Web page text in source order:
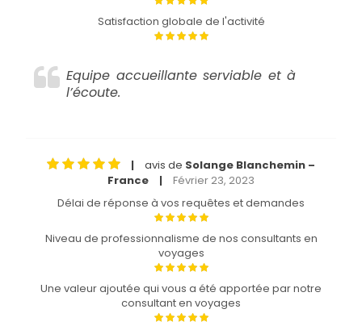
Satisfaction globale de l'activité
Equipe accueillante serviable et à
l’écoute.
| avis de Solange Blanchemin –
France
|
Février 23, 2023
Délai de réponse à vos requêtes et demandes
Niveau de professionnalisme de nos consultants en
voyages
Une valeur ajoutée qui vous a été apportée par notre
consultant en voyages